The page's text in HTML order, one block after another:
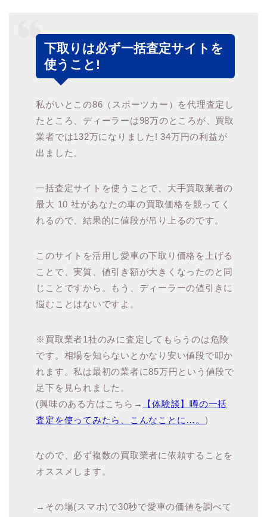
下取りは必ず一括査定サイトを
使うこと!
私がいとこの86（スポーツカー）を代理査定し
たところ、ディーラーは98万のところが、買取
業者では132万になりました! 34万円の利益が
出ました。
一括査定サイトを使うことで、大手買取業者の
最大 10 社があなたの車の買取価格を競ってく
れるので、結果的に値段が吊り上るのです。
このサイトを活用し愛車の下取り価格を上げる
ことで、実質、値引き額が大きくなったのと同
じことですから。もう、ディーラーの値引きに
悩むことはないですよ。
※買取業者1社のみに査定してもらうのは危険
です。相場を知らないとかなり安い値段で叩か
れます。私は最初の業者に85万円という値段で
足下を見られました。
(興味のある方はこちら→
【体験談】噂の一括
査定を使ってみたら、こんなことに…。 )
なので、必ず複数の買取業者に依頼することを
オススメします。
→その場(スマホ)で30秒で愛車の価値を調べて